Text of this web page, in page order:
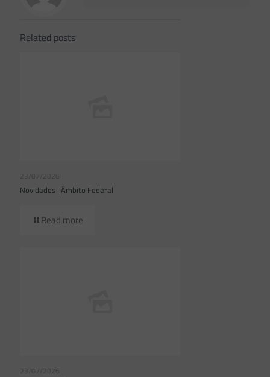
Related posts
23/07/2026
Novidades | Âmbito Federal
Read more
23/07/2026